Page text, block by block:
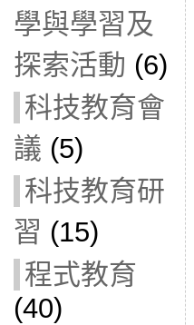
學與學習及
探索活動 (6)
科技教育會
議 (5)
科技教育研
習 (15)
程式教育
(40)